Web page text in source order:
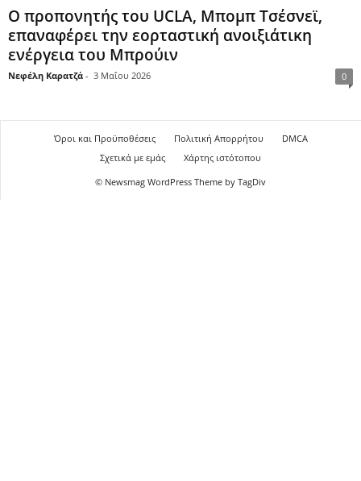
Ο προπονητής του UCLA, Μπομπ Τσέσνεϊ,
επαναφέρει την εορταστική ανοιξιάτικη
ενέργεια του Μπρούιν
Νεφέλη Καρατζά - 3 Μαΐου 2026 0
Όροι και Προϋποθέσεις Πολιτική Απορρήτου
DMCA
Σχετικά με εμάς
Χάρτης ιστότοπου
© Newsmag WordPress Theme by TagDiv